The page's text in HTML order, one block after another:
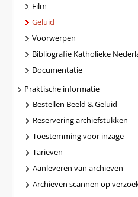
Film
Geluid
Voorwerpen
Bibliografie Katholieke
Documentatie
Praktische informatie
Bestellen Beeld & Geluid
Reservering archiefstukken
Toestemming voor inzage
Tarieven
Aanleveren van archieven
Archieven scannen op